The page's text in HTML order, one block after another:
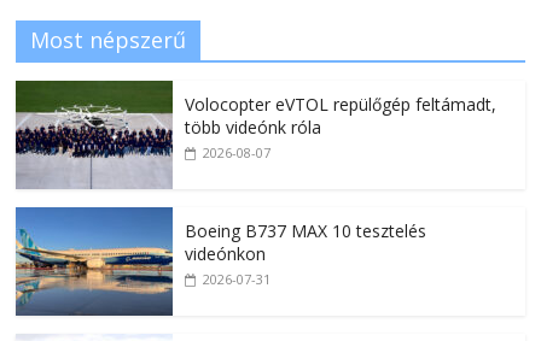
Most népszerű
Volocopter eVTOL repülőgép feltámadt,
több videónk róla
2026-08-07
Boeing B737 MAX 10 tesztelés
videónkon
2026-07-31